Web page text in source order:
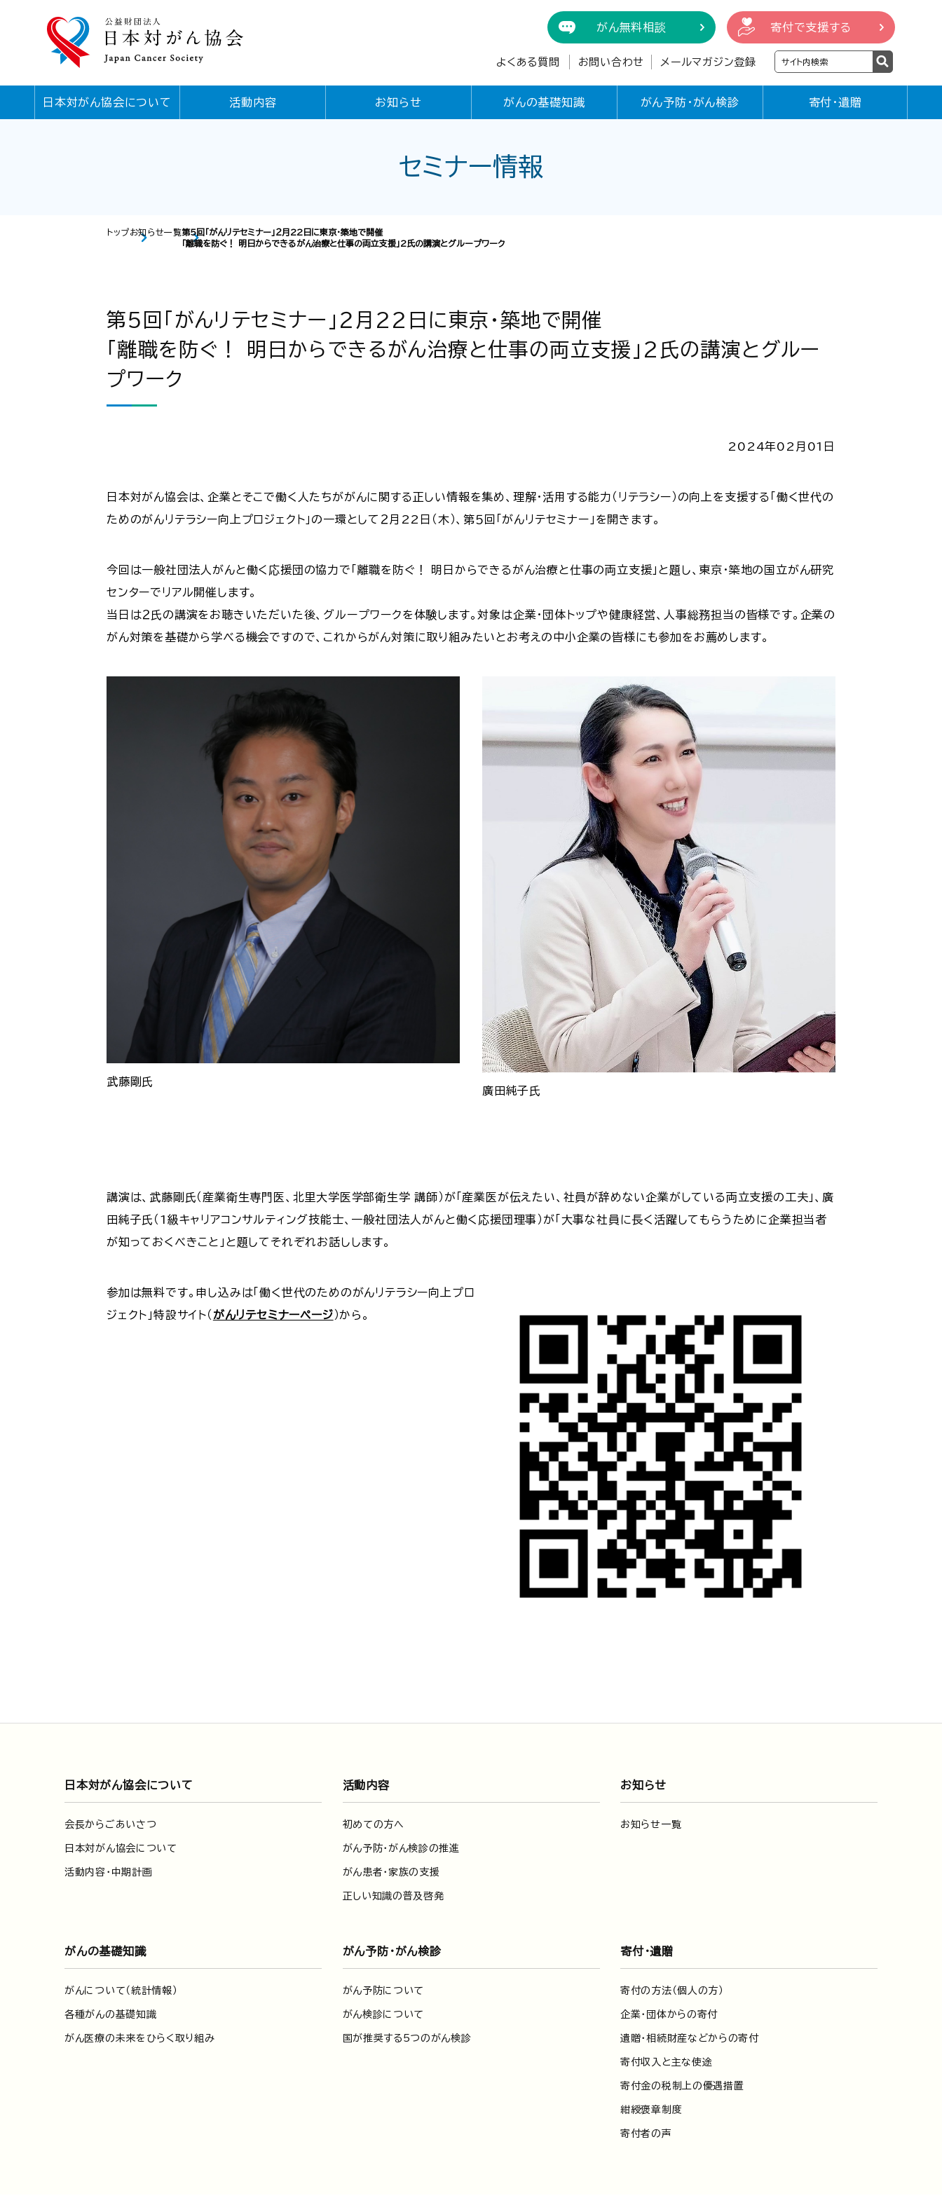
がん無料相談 寄付で支援する
よくある質問 お問い合わせ メールマガジン登録
日本対がん協会について 活動内容 お知らせ がんの基礎知識 がん予防・がん検診 寄付・遺贈
セミナー情報
トップお知らせ一覧第5回「がんリテセミナー」２月22日に東京・築地で開催
「離職を防ぐ！ 明日からできるがん治療と仕事の両立支援」2氏の講演とグループワーク
第5回「がんリテセミナー」２月22日に東京・築地で開催
「離職を防ぐ！ 明日からできるがん治療と仕事の両立支援」2氏の講演とグルー
プワーク
2024年02月01日
日本対がん協会は、企業とそこで働く人たちががんに関する正しい情報を集め、理解・活用する能力（リテラシー）の向上を支援する「働く世代の
ためのがんリテラシー向上プロジェクト」の一環として２月22日（木）、第５回「がんリテセミナー」を開きます。
今回は一般社団法人がんと働く応援団の協力で「離職を防ぐ！ 明日からできるがん治療と仕事の両立支援」と題し、東京・築地の国立がん研究
センターでリアル開催します。
当日は２氏の講演をお聴きいただいた後、グループワークを体験します。対象は企業・団体トップや健康経営、人事総務担当の皆様です。企業の
がん対策を基礎から学べる機会ですので、これからがん対策に取り組みたいとお考えの中小企業の皆様にも参加をお薦めします。
武藤剛氏
廣田純子氏
講演は、武藤剛氏（産業衛生専門医、北里大学医学部衛生学 講師）が「産業医が伝えたい、社員が辞めない企業がしている両立支援の工夫」、廣
田純子氏（1級キャリアコンサルティング技能士、一般社団法人がんと働く応援団理事）が「大事な社員に長く活躍してもらうために企業担当者
が知っておくべきこと」と題してそれぞれお話しします。
参加は無料です。申し込みは「働く世代のためのがんリテラシー向上プロ
ジェクト」特設サイト（ がんリテセミナーページ ）から。
日本対がん協会について
会長からごあいさつ
日本対がん協会について
活動内容・中期計画
活動内容
初めての方へ
がん予防・がん検診の推進
がん患者・家族の支援
正しい知識の普及啓発
お知らせ
お知らせ一覧
がんの基礎知識
がんについて（統計情報）
各種がんの基礎知識
がん医療の未来をひらく取り組み
がん予防・がん検診
がん予防について
がん検診について
国が推奨する5つのがん検診
寄付・遺贈
寄付の方法（個人の方）
企業・団体からの寄付
遺贈・相続財産などからの寄付
寄付収入と主な使途
寄付金の税制上の優遇措置
紺綬褒章制度
寄付者の声